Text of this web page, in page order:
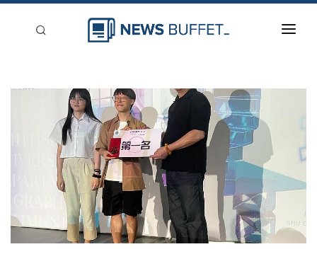
新聞稿分類
登入
刊登